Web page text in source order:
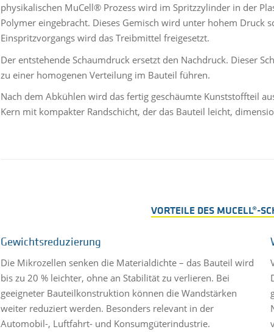
physikalischen MuCell® Prozess wird im Spritzzylinder in der
Polymer eingebracht. Dieses Gemisch wird unter hohem Druck
Einspritzvorgangs wird das Treibmittel freigesetzt.
Der entstehende Schaumdruck ersetzt den Nachdruck. Dieser
zu einer homogenen Verteilung im Bauteil führen.
Nach dem Abkühlen wird das fertig geschäumte Kunststoffteil
Kern mit kompakter Randschicht, der das Bauteil leicht,
VORTEILE DES MUCELL®-
Gewichtsreduzierung
Die Mikrozellen senken die Materialdichte – das Bauteil wird
bis zu 20 % leichter, ohne an Stabilität zu verlieren. Bei
geeigneter Bauteilkonstruktion können die Wandstärken
weiter reduziert werden. Besonders relevant in der
Automobil-, Luftfahrt- und Konsumgüterindustrie.